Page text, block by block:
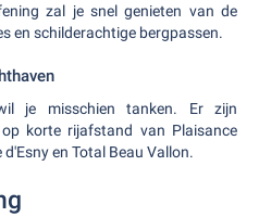
zal je snel genieten van de
en schilderachtige bergpassen.
je misschien tanken. Er zijn
korte rijafstand van Plaisance
en Total Beau Vallon.